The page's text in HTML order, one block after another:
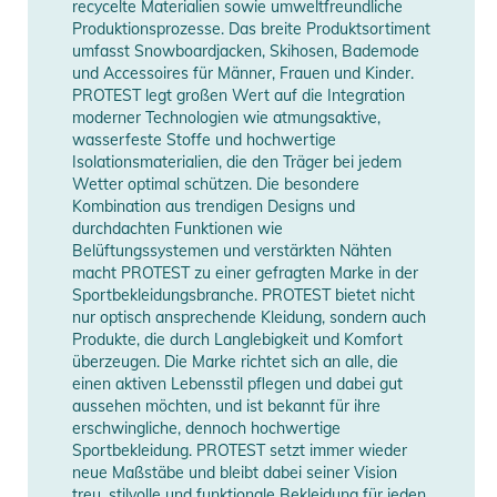
Bewegungsfreiheit
- Elastischer, verstellbarer Bund + Hosenträger für sicheren
- Knöchel‑Reißverschlüsse und Beinabschluss für bequemes
Handling mit Winterstiefeln
- Seitentaschen mit Reißverschluss für sichere
Aufbewahrung von Ausrüstung oder Kleinigkeiten
Produktinformationen und
Sicherheitshinweise
Gebrauchsanweisungen, Sicherheitshinweise und Warnungen
finden Sie direkt am Produkt.
recycelte Materialien sowie umweltfreundliche
Produktionsprozesse. Das breite Produktsortiment
umfasst Snowboardjacken, Skihosen, Bademode
und Accessoires für Männer, Frauen und Kinder.
PROTEST legt großen Wert auf die Integration
moderner Technologien wie atmungsaktive,
wasserfeste Stoffe und hochwertige
Isolationsmaterialien, die den Träger bei jedem
Wetter optimal schützen. Die besondere
Kombination aus trendigen Designs und
durchdachten Funktionen wie
Belüftungssystemen und verstärkten Nähten
macht PROTEST zu einer gefragten Marke in der
Sportbekleidungsbranche. PROTEST bietet nicht
nur optisch ansprechende Kleidung, sondern auch
Produkte, die durch Langlebigkeit und Komfort
überzeugen. Die Marke richtet sich an alle, die
einen aktiven Lebensstil pflegen und dabei gut
aussehen möchten, und ist bekannt für ihre
erschwingliche, dennoch hochwertige
Sportbekleidung. PROTEST setzt immer wieder
neue Maßstäbe und bleibt dabei seiner Vision